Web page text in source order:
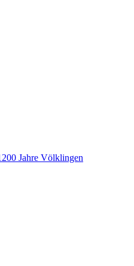
Jahre Völklingen